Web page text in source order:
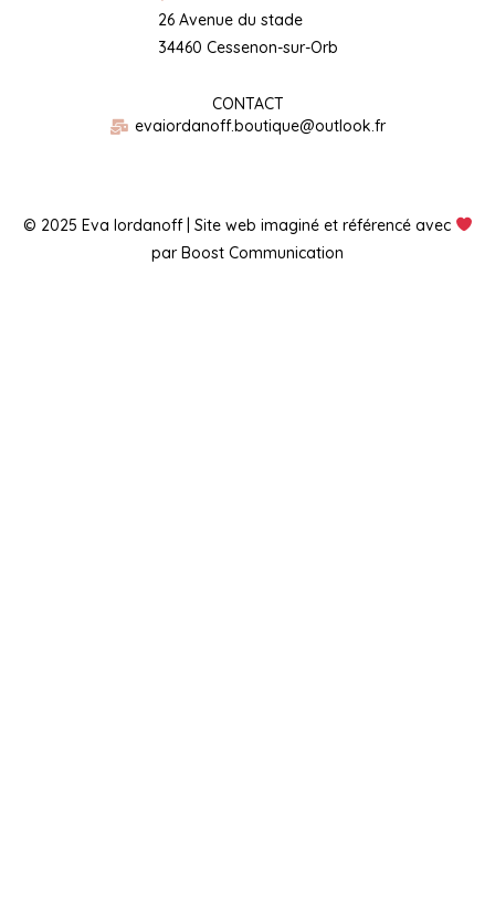
26 Avenue du stade
34460 Cessenon-sur-Orb
CONTACT
evaiordanoff.boutique@outlook.fr
© 2025 Eva Iordanoff | Site web imaginé et référencé avec
par Boost Communication